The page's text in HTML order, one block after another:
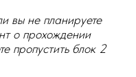
вы не планируете
о прохождении
пропустить блок 2